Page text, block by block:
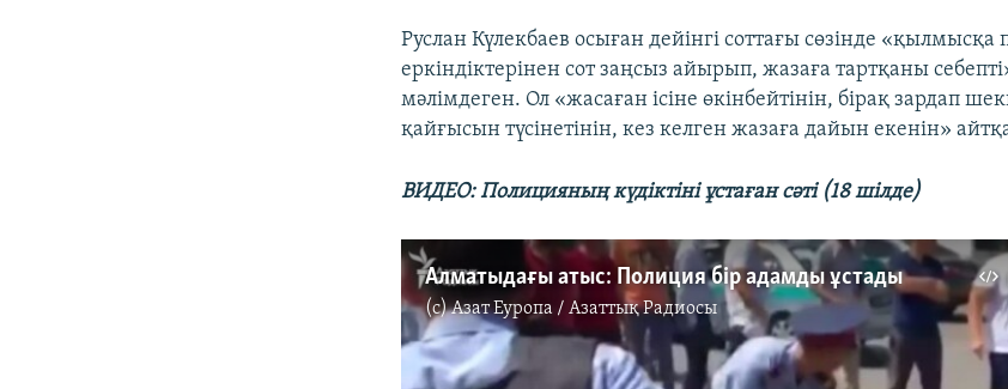
Руслан Күлекбаев осыған дейінгі соттағы сөзінде «қылмысқа
еркіндіктерінен сот заңсыз айырып, жазаға тартқаны
мәлімдеген. Ол «жасаған ісіне өкінбейтінін, бірақ зардап
қайғысын түсінетінін, кез келген жазаға дайын екенін»
ВИДЕО: Полицияның күдіктіні ұстаған сәті (18 шілде)
Алматыдағы атыс: Полиция бір адамды ұстады
(c)Азат Еуропа / Азаттық Радиосы